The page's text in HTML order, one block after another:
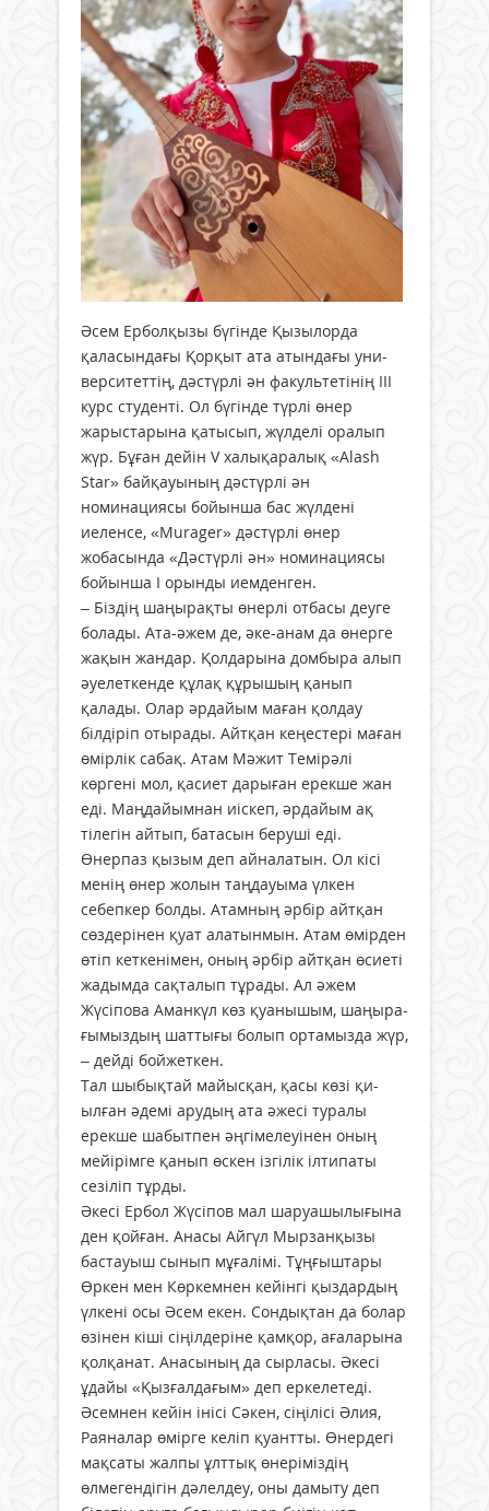
Әсем Ерболқызы бү­гінде Қызылорда
қаласындағы Қорқыт ата атындағы уни­
вер­ситеттің, дәстүрлі ән факультетінің ІІІ
курс студенті. Ол бүгінде түрлі өнер
жарыстарына қатысып, жүлделі ора­лып
жүр. Бұған дейін V халықаралық «Alash
Star» байқауының дәстүрлі ән
номинациясы бойынша бас жүлдені
иеленсе, «Murager» дәстүрлі өнер
жобасында «Дәстүрлі ән» номинациясы
бойынша І орынды иемденген.
– Біздің шаңырақты өнерлі отбасы деуге
болады. Ата-әжем де, әке-анам да өнер­ге
жақын жандар. Қол­дарына домбыра алып
әуелеткенде құлақ құрышың қанып
қалады. Олар әрдайым маған қолдау
білдіріп отырады. Айтқан кеңестері ма­ған
өмірлік сабақ. Атам Мәжит Темірәлі
көргені мол, қасиет дарыған ерекше жан
еді. Маңдайымнан иіскеп, әрдайым ақ
тілегін айтып, батасын беруші еді.
Өнерпаз қызым деп айналатын. Ол кісі
менің өнер жолын таңдауыма үлкен
себепкер бол­ды. Атамның әрбір айтқан
сөздерінен қу­ат алатынмын. Атам өмірден
өтіп кеткенімен, оның әрбір айтқан өсиеті
жадымда сақ­талып тұрады. Ал әжем
Жүсіпова Аманкүл көз қуанышым, шаңыра­
ғымыздың шаттығы бо­лып ортамызда жүр,
– дейді бойжеткен.
Тал шыбықтай май­­­ыс­­­қан, қасы көзі қи­
ылған әдемі арудың ата әжесі туралы
ерекше шабытпен әңгімелеуінен оның
мейірімге қанып өскен ізгілік ілтипаты
сезіліп тұрды.
Әкесі Ербол Жүсіпов мал шаруашылығына
ден қойған. Анасы Айгүл Мырзанқызы
бас­­тауыш сынып мұға­лімі. Тұңғыштары
Өр­кен мен Көркемнен кейінгі қыздардың
үл­кені осы Әсем екен. Сондықтан да болар
өзінен кіші сіңілдеріне қамқор, ағаларына
қол­қанат. Анасының да сырласы. Әкесі
ұдайы «Қызғалдағым» деп ер­ке­летеді.
Әсемнен кей­ін інісі Сәкен, сіңілісі Әлия,
Раяналар өмірге келіп қуантты. Өнердегі
мақсаты жалпы ұлттық өнеріміздің
өлмегендігін дәлелдеу, оны дамыту деп